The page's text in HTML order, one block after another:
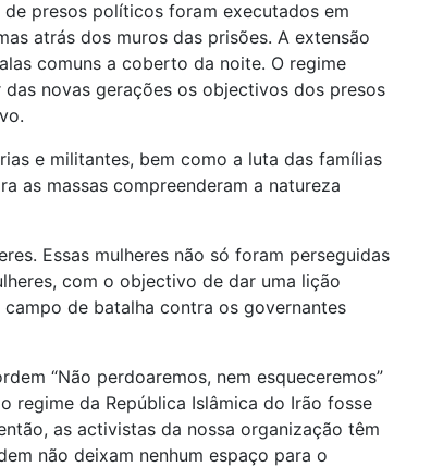
presos políticos foram executados em
atrás dos muros das prisões. A extensão
comuns a coberto da noite. O regime
novas gerações os objectivos dos presos
e militantes, bem como a luta das famílias
as massas compreenderam a natureza
Essas mulheres não só foram perseguidas
com o objectivo de dar uma lição
de batalha contra os governantes
“Não perdoaremos, nem esqueceremos”
regime da República Islâmica do Irão fosse
as activistas da nossa organização têm
não deixam nenhum espaço para o